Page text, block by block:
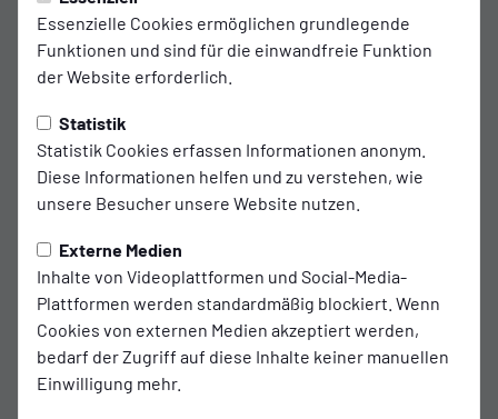
Essenzielle Cookies ermöglichen grundlegende
Funktionen und sind für die einwandfreie Funktion
der Website erforderlich.
Statistik
Statistik Cookies erfassen Informationen anonym.
Diese Informationen helfen und zu verstehen, wie
unsere Besucher unsere Website nutzen.
Externe Medien
Inhalte von Videoplattformen und Social-Media-
Plattformen werden standardmäßig blockiert. Wenn
Cookies von externen Medien akzeptiert werden,
bedarf der Zugriff auf diese Inhalte keiner manuellen
Einwilligung mehr.
Der Nächste, bitte: Kaissis kommt vom
VfB
26-jähriger Mittelfeldspieler stieg mit Oldenburg in
die 3. Liga auf
immer weiter: Mittelfeldspieler Kai-Sotirios
Kaissis (26) wechselt, wie sein aktueller Mitspieler
Dennis Engel (27), im Sommer vom Drittligisten
VfB Oldenburg nach Emden. „Kai ist ein extrem
fleißiger und laufstarker Spieler, der uns in